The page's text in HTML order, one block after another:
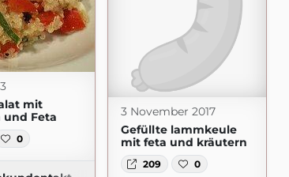
mit
und Feta
0
3 November 2017
Gefüllte lammkeule
mit feta und kräutern
209 0